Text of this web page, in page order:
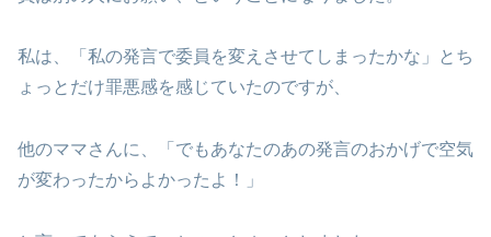
私は、「私の発言で委員を変えさせてしまったかな」とち
ょっとだけ罪悪感を感じていたのですが、
他のママさんに、「でもあなたのあの発言のおかげで空気
が変わったからよかったよ！」